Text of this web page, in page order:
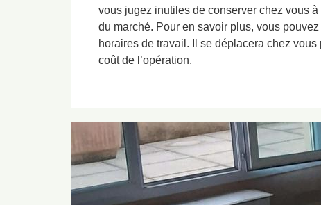
vous jugez inutiles de conserver chez vous
du marché. Pour en savoir plus, vous
horaires de travail. Il se déplacera chez
coût de l’opération.